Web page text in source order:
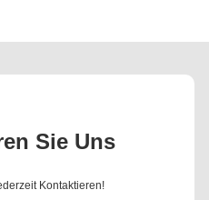
Sie Uns
Kontaktieren!